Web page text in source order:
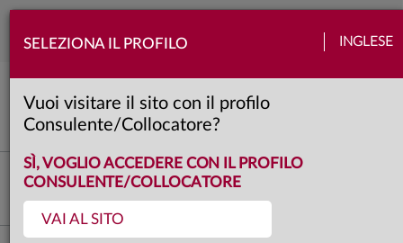
SELEZIONA IL PROFILO INGLESE
Vuoi visitare il sito con il profilo
Consulente/Collocatore?
SÌ, VOGLIO ACCEDERE CON IL PROFILO
CONSULENTE/COLLOCATORE
VAI AL SITO
4 minuti
Fabio Fois